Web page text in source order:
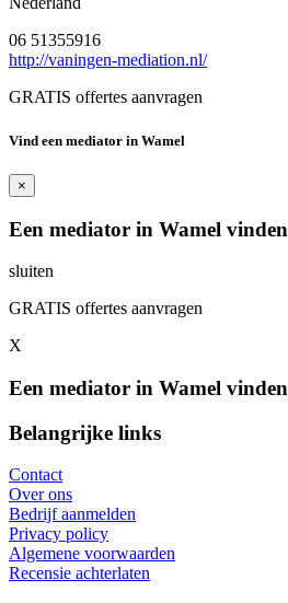
06 51355916
http://vaningen-mediation.nl/
GRATIS offertes aanvragen
Vind een mediator in Wamel
×
Een mediator in Wamel vinden
sluiten
GRATIS offertes aanvragen
X
Een mediator in Wamel vinden
Belangrijke links
Contact
Over ons
Bedrijf aanmelden
Privacy policy
Algemene voorwaarden
Recensie achterlaten